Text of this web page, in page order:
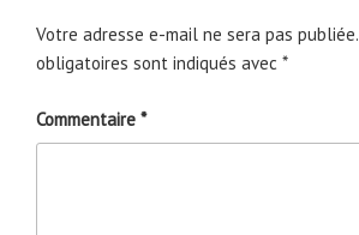
Votre adresse e-mail ne sera pas publiée.
obligatoires sont indiqués avec *
Commentaire *